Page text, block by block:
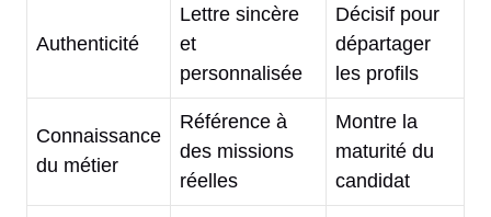
Authenticité
Lettre sincère
et
personnalisée
Décisif pour
départager
les profils
Connaissance
du métier
Référence à
des missions
réelles
Montre la
maturité du
candidat